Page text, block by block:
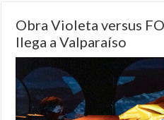
Obra Violeta versus
llega a Valparaíso